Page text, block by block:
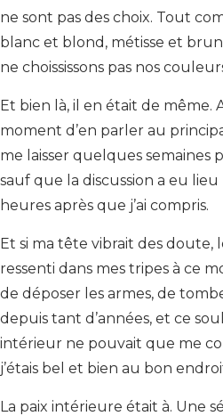
ne sont pas des choix. Tout
blanc et blond, métisse et
ne choississons pas nos
Et bien là, il en était de même.
moment d’en parler au
me laisser quelques semaines
sauf que la discussion a eu
heures après que j’ai compris.
Et si ma tête vibrait des doute,
ressenti dans mes tripes à ce
de déposer les armes, de
depuis tant d’années, et ce
intérieur ne pouvait que me
j’étais bel et bien au bon
La paix intérieure était à. Une